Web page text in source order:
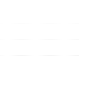
Toric sont
trois agents
:
friction dans la
un confort